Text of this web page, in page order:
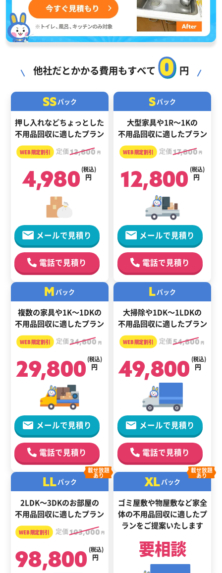
他社だとかかる費用もすべて
0
円
SSパック
押し入れなどちょっとした
不用品回収に適したプラン
定価13,800 円
4,980 円
(税込)
メールで見積り
電話で見積り
Sパック
大型家具や1R～1Kの
不用品回収に適したプラン
定価17,800 円
12,800 円
(税込)
メールで見積り
電話で見積り
M パック
複数の家具や1K～1DKの
不用品回収に適したプラン
定価34,800 円
29,800 円
(税込)
メールで見積り
電話で見積り
Lパック
大掃除や1DK～1LDKの
不用品回収に適したプラン
定価54,800 円
49,800 円
(税込)
メールで見積り
電話で見積り
LLパック
2LDK～3DKのお部屋の
不用品回収に適したプラン
載せ放題
あり
定価103,000 円
98,800 円
(税込)
XLパック
ゴミ屋敷や物屋敷など家全
体の不用品回収に適したプ
ランをご提案いたします
載せ放題
あり
要相談